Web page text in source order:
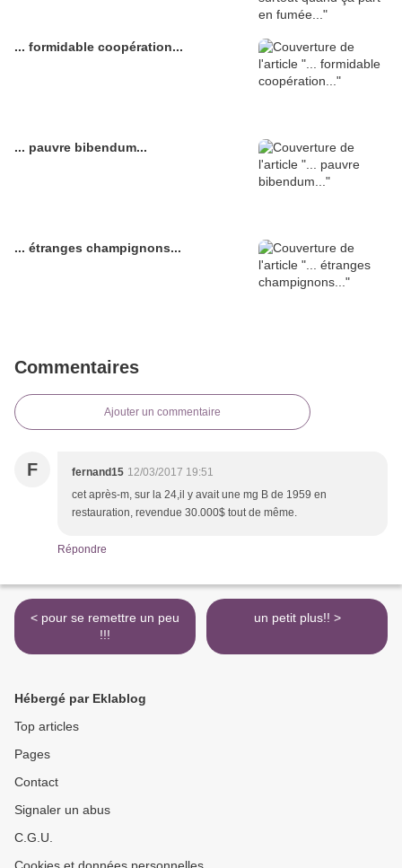
... formidable coopération...
... pauvre bibendum...
... étranges champignons...
Commentaires
Ajouter un commentaire
F fernand15 12/03/2017 19:51
cet après-m, sur la 24,il y avait une mg B de 1959 en
restauration, revendue 30.000$ tout de même.
Répondre
< pour se remettre un peu
!!!
un petit plus!! >
Hébergé par Eklablog
Top articles
Pages
Contact
Signaler un abus
C.G.U.